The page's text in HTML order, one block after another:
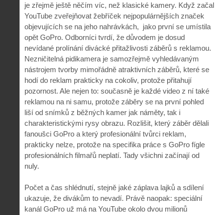
je zřejmě ještě něčím víc, než klasické kamery. Když začal
YouTube zveřejňovat žebříček nejpopulárnějších značek
objevujících se na jeho nahrávkách, jako první se umístila
opět GoPro. Odborníci tvrdí, že důvodem je dosud
nevídané prolínání divácké přitažlivosti záběrů s reklamou.
Nezničitelná pidikamera je samozřejmě vyhledávaným
nástrojem tvorby mimořádně atraktivních záběrů, které se
hodí do reklam prakticky na cokoliv, protože přitahují
pozornost. Ale nejen to: současně je každé video z ní také
reklamou na ni samu, protože záběry se na první pohled
liší od snímků z běžných kamer jak náměty, tak i
charakteristickými rysy obrazu. Rozlišit, který záběr dělali
fanoušci GoPro a který profesionální tvůrci reklam,
prakticky nelze, protože na specifika práce s GoPro fígle
profesionálních filmařů neplatí. Tady všichni začínají od
nuly.
Počet a čas shlédnutí, stejně jaké záplava lajků a sdílení
ukazuje, že divákům to nevadí. Právě naopak: speciální
kanál GoPro už má na YouTube okolo dvou milionů